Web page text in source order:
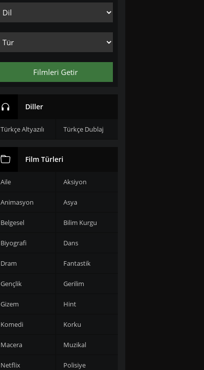
Filmleri Getir
Diller
Türkçe Altyazılı Türkçe Dublaj
Film Türleri
Aile Aksiyon
Animasyon Asya
Belgesel Bilim Kurgu
Biyografi Dans
Dram Fantastik
Gençlik Gerilim
Gizem Hint
Komedi Korku
Macera Muzikal
Netflix Polisiye